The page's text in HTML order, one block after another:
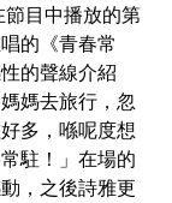
目中播放的第
的《青春常
的聲線介紹
媽去旅行，忽
多，喺呢度想
駐！」在場的
，之後詩雅更